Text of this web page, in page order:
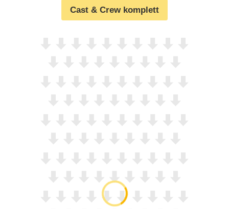
Cast & Crew komplett